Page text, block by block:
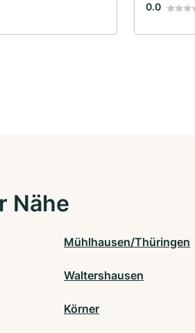
0.0
Nähe
Mühlhausen/Thüringen
Waltershausen
Körner